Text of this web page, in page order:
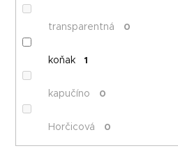
transparentná 0
koňak 1
kapučíno 0
Horčicová 0